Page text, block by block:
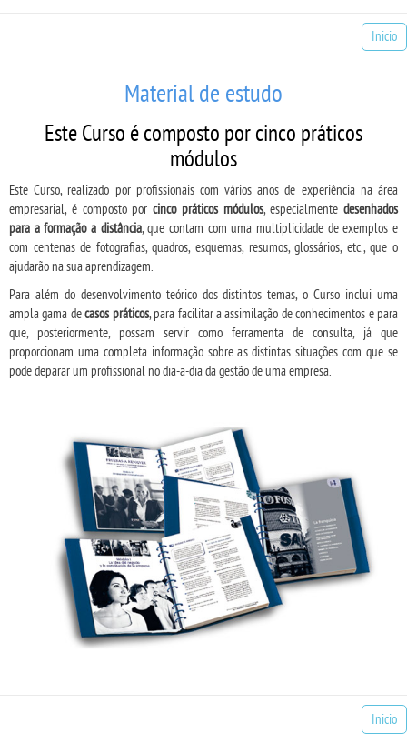
Inicio
Material de estudo
Este Curso é composto por cinco práticos
módulos
Este Curso, realizado por profissionais com vários anos de experiência na área
empresarial, é composto por cinco práticos módulos, especialmente desenhados
para a formação a distância, que contam com uma multiplicidade de exemplos e
com centenas de fotografias, quadros, esquemas, resumos, glossários, etc., que o
ajudarão na sua aprendizagem.
Para além do desenvolvimento teórico dos distintos temas, o Curso inclui uma
ampla gama decasos práticos, para facilitar a assimilação de conhecimentos e para
que, posteriormente, possam servir como ferramenta de consulta, já que
proporcionam uma completa informação sobre as distintas situações com que se
pode deparar um profissional no dia-a-dia da gestão de uma empresa.
Inicio